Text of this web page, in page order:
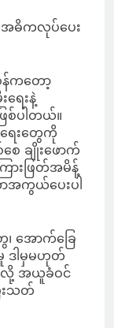
ဓိကလုပ်ပေး
ကတော့
ေးနဲ့
ြစ်ပါတယ်။
ေးတွေကို
ေ ချိုးဖောက်
ားဖြတ်အမိန့်
အကွယ်ပေးပါ
အောက်ခြေ
ဒါမှမဟုတ်
လို့ အယူခံဝင်
းသတ်